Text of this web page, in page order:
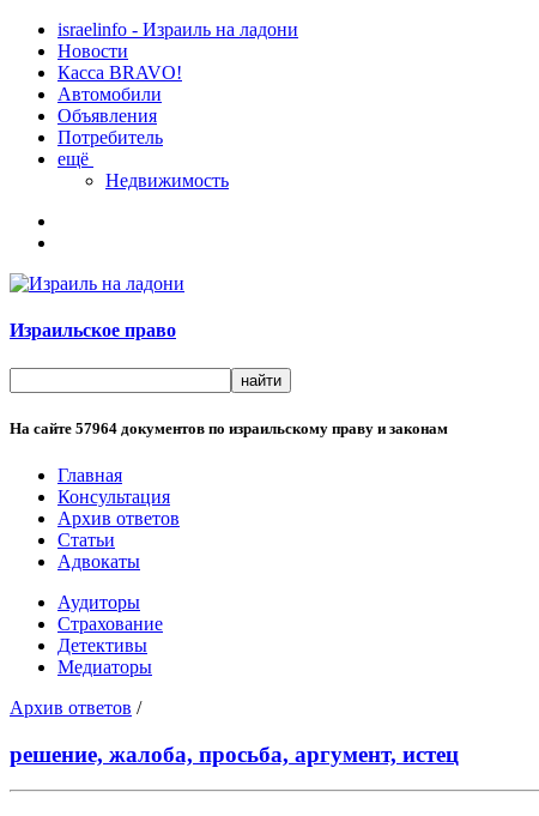
israelinfo - Израиль на ладони
Новости
Касса BRAVO!
Автомобили
Объявления
Потребитель
ещё
Недвижимость
Израильское право
На сайте 57964 документов по израильскому праву и законам
Главная
Консультация
Архив ответов
Статьи
Адвокаты
Аудиторы
Страхование
Детективы
Медиаторы
Архив ответов /
решение, жалоба, просьба, аргумент, истец